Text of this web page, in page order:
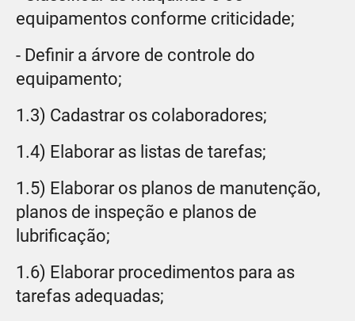
equipamentos conforme criticidade;
- Definir a árvore de controle do
equipamento;
1.3) Cadastrar os colaboradores;
1.4) Elaborar as listas de tarefas;
1.5) Elaborar os planos de manutenção,
planos de inspeção e planos de
lubrificação;
1.6) Elaborar procedimentos para as
tarefas adequadas;